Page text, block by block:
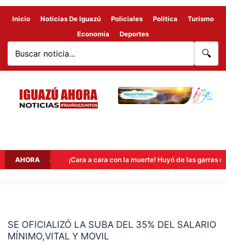
Inicio Noticias De Iguazú Policiales Politica
Turismo
Economia
Deportes
🔍
AHORA
años ¡Cara a cara con la muerte! Huyó de las garras de
SE OFICIALIZÓ LA SUBA DEL 35% DEL SALARIO
MÍNIMO,VITAL Y MOVIL
LA
SUBA